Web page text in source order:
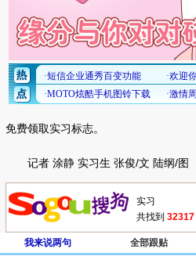
免费领取实习标志。
记者 涂静 实习生 张俊/文 陆纲/图
共找到 32317
我来说两句 全部跟贴